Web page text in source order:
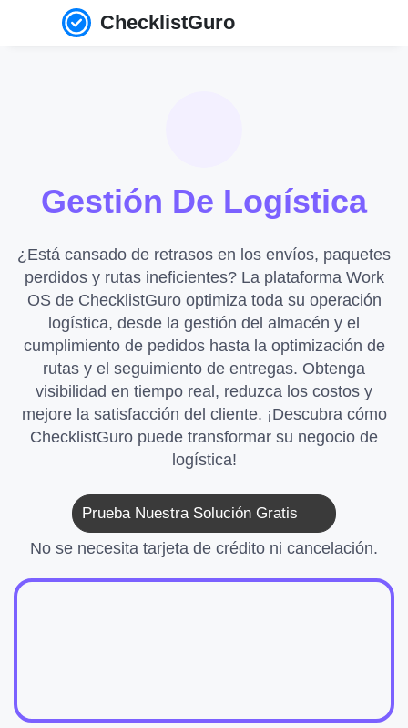
ChecklistGuro
Gestión De Logística
¿Está cansado de retrasos en los envíos, paquetes
perdidos y rutas ineficientes? La plataforma Work
OS de ChecklistGuro optimiza toda su operación
logística, desde la gestión del almacén y el
cumplimiento de pedidos hasta la optimización de
rutas y el seguimiento de entregas. Obtenga
visibilidad en tiempo real, reduzca los costos y
mejore la satisfacción del cliente. ¡Descubra cómo
ChecklistGuro puede transformar su negocio de
logística!
Prueba Nuestra Solución Gratis
No se necesita tarjeta de crédito ni cancelación.